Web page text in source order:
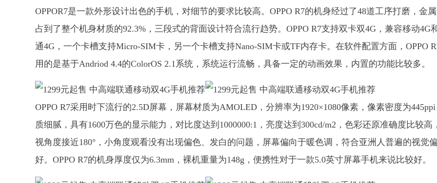
OPPOR7是一款外形设计出色的手机，对细节的要求比较高。OPPO R7的机身经过了48道工序打磨，金
占到了整个机身材质的92.3%，三段式的背面设计符合流行趋势。OPPO R7支持双卡双4G，兼容移动4G
通4G，一个卡槽支持Micro-SIM卡，另一个卡槽支持Nano-SIM卡或TF内存卡。在软件配置方面，OPPO
用的是基于Andriod 4.4的ColorOS 2.1系统，系统运行流畅，具备一定的动画效果，内置的功能比较多。
OPPO R7采用时下流行的2.5D屏幕，屏幕材质为AMOLED，分辨率为1920×1080像素，像素密度为
质细腻，具有1600万色的显示能力，对比度达到1000000:1，亮度达到300cd/m2，色彩还原准确度比较高
视角度接近180°，小角度观看没有出现偏色、发白的问题，屏幕偏向于暖色调，符合亚洲人普遍的视觉偏
好。OPPO R7的机身厚度仅为6.3mm，裸机重量为148g，便携性对于一款5.0英寸屏幕手机来说比较好。